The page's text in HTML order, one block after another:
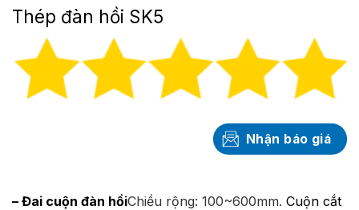
Thép đàn hồi SK5
Nhận báo giá
– Đai cuộn đàn hồiChiều rộng: 100~600mm. Cuộn cắt